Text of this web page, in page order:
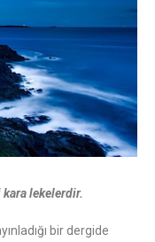
lekelerdir.
bir dergide